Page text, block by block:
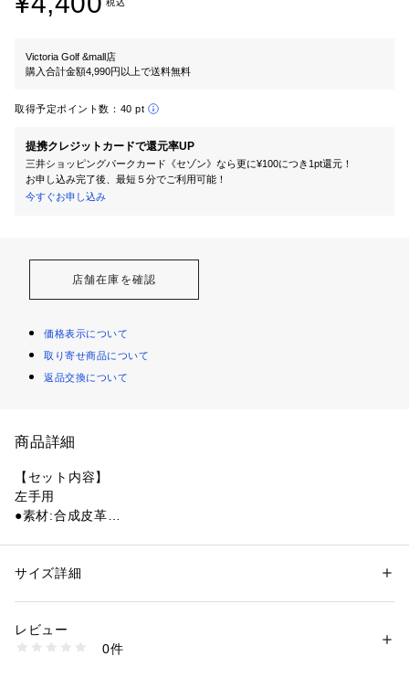
税込
Victoria Golf &mall店
購入合計金額4,990円以上で送料無料
取得予定ポイント数： 40 pt
提携クレジットカードで還元率UP
三井ショッピングパークカード《セゾン》なら更に¥100につき1pt還元！
お申し込み完了後、最短５分でご利用可能！
今すぐお申し込み
店舗在庫を確認
価格表示について
取り寄せ商品について
返品交換について
商品詳細
【セット内容】
左手用
●素材:合成皮革
●ナノフロント搭載
●飛距離×方向性
●スイング時の力を効率よくボールへ伝達
性別：メンズ
商品番号：
10790417201 （ショップ）
サイズ詳細
レビュー
0件